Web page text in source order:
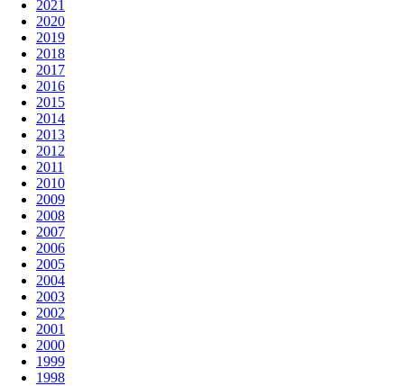
2021
2020
2019
2018
2017
2016
2015
2014
2013
2012
2011
2010
2009
2008
2007
2006
2005
2004
2003
2002
2001
2000
1999
1998